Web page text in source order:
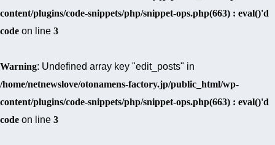
content/plugins/code-snippets/php/snippet-ops.php(663) : eval()'d
code on line 3
Warning: Undefined array key "edit_posts" in
/home/netnewslove/otonamens-factory.jp/public_html/wp-
content/plugins/code-snippets/php/snippet-ops.php(663) : eval()'d
code on line 3